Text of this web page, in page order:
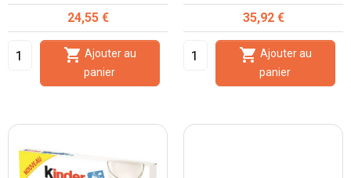
Prix
24,55 €

panier
Prix
35,92 €

panier